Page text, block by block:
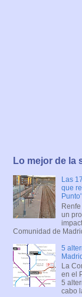
Lo mejor de la
Las
que
Punto'
Renfe
un
Comunidad de
5
La
en el
5
cabo